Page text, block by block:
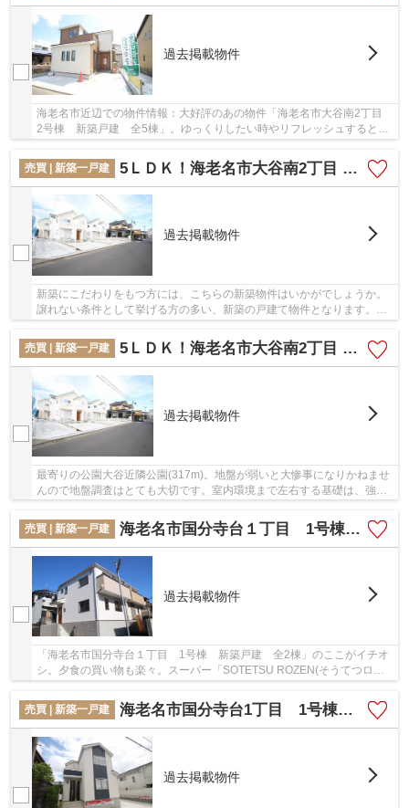
過去掲載物件
海老名市近辺での物件情報：大好評のあの物件「海老名市大谷南2丁目
2号棟 新築戸建 全5棟」。ゆっくりしたい時やリフレッシュするとき
に大谷近隣公園が近く(459m)にあるので、気軽...
売買 | 新築一戸建
5ＬＤＫ！海老名市大谷南2丁目 5号棟 新築戸建 全5棟【仲介手数料無料】
過去掲載物件
新築にこだわりをもつ方には、こちらの新築物件はいかがでしょうか。
譲れない条件として挙げる方の多い、新築の戸建て物件となります。
2020年4月築の物件となっており、設備も充実して...
売買 | 新築一戸建
5ＬＤＫ！海老名市大谷南2丁目 3号棟 新築戸建 全5棟【仲介手数料無料】
過去掲載物件
最寄りの公園大谷近隣公園(317m)。地盤が弱いと大惨事になりかねませ
んので地盤調査はとても大切です。室内環境まで左右する基礎は、強靭
売買 | 新築一戸建
海老名市国分寺台１丁目 1号棟 新築戸建 全2棟【仲介手数料無料】
過去掲載物件
「海老名市国分寺台１丁目 1号棟 新築戸建 全2棟」のここがイチオ
シ。夕食の買い物も楽々。スーパー「SOTETSU ROZEN(そうてつロー
売買 | 新築一戸建
海老名市国分寺台1丁目 1号棟 新築戸建 全2棟【仲介手数料無料】
過去掲載物件